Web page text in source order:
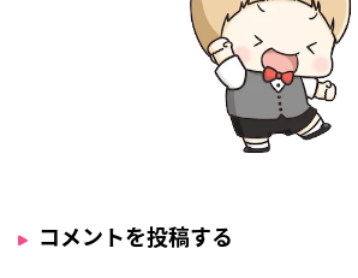
コメントを投稿する